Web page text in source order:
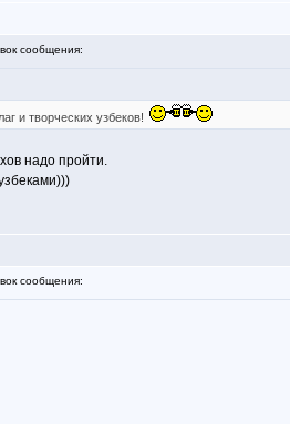
сообщения:
и творческих узбеков!
надо пройти.
сообщения: